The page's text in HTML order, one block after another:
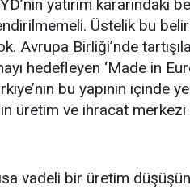
yatırım kararındaki
Üstelik bu
Avrupa Birliği’nde
hedefleyen ‘Made in
bu yapının içinde
üretim ve ihracat
vadeli bir üretim